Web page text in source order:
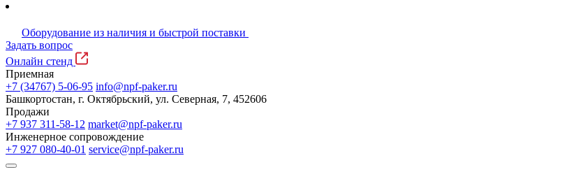
Оборудование из наличия и быстрой поставки
Задать вопрос
Онлайн стенд
Приемная
+7 (34767) 5-06-95 info@npf-paker.ru
Башкортостан, г. Октябрьский, ул. Северная, 7, 452606
Продажи
+7 937 311-58-12 market@npf-paker.ru
Инженерное сопровождение
+7 927 080-40-01 service@npf-paker.ru